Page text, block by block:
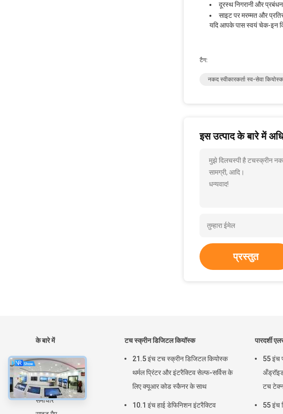
दूरस्थ निगरानी और प्रबंधन
साइट पर मरम्मत और
यदि आपके पास स्वयं चेक-इन
टैग:
नकद स्वीकारकर्ता स्व-सेवा कियोस्क
इस उत्पाद के बारे में
मुझे दिलचस्पी है टचस्क्रीन
सामग्री, आदि।
धन्यवाद!
प्रस्तुत
के बारे में
घर
उत्पादों
हमारे बारे में
समाचार
टच स्क्रीन डिजिटल कियॉस्क
21.5 इंच टच स्क्रीन डिजिटल कियोस्क
थर्मल प्रिंटर और इंटरैक्टिव सेल्फ-सर्विस के
लिए क्यूआर कोड स्कैनर के साथ
10.1 इंच हाई डेफिनिशन इंटरैक्टिव
पारदर्शी
55 इंच
टच
55 इंच